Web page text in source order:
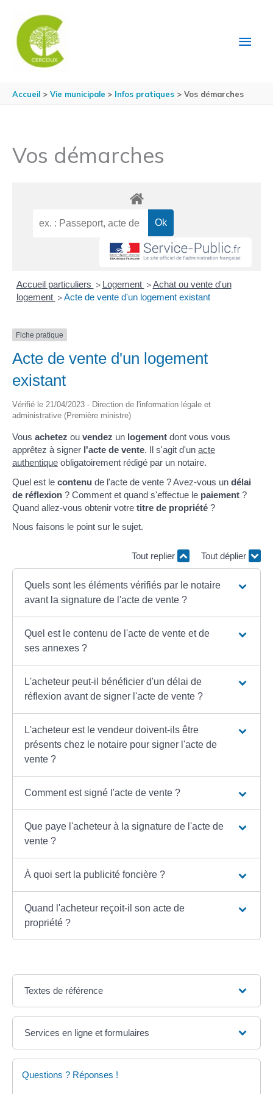
Accueil Vie municipale Infos pratiques Vos démarches
Vos démarches
Accueil particuliers > Logement > Achat ou vente d'un
logement > Acte de vente d'un logement existant
Fiche pratique
Acte de vente d'un logement
existant
Vérifié le 21/04/2023 - Direction de l'information légale et
administrative (Première ministre)
Vous achetez ou vendez un logement dont vous vous
apprêtez à signer l'acte de vente. Il s'agit d'un acte
authentique obligatoirement rédigé par un notaire.
Quel est le contenu de l'acte de vente ? Avez-vous un délai
de réflexion ? Comment et quand s'effectue le paiement ?
Quand allez-vous obtenir votre titre de propriété ?
Nous faisons le point sur le sujet.
Tout replier Tout déplier
Quels sont les éléments vérifiés par le notaire
avant la signature de l'acte de vente ?
Quel est le contenu de l'acte de vente et de
ses annexes ?
L'acheteur peut-il bénéficier d'un délai de
réflexion avant de signer l'acte de vente ?
L'acheteur est le vendeur doivent-ils être
présents chez le notaire pour signer l'acte de
vente ?
Comment est signé l'acte de vente ?
Que paye l'acheteur à la signature de l'acte de
vente ?
À quoi sert la publicité foncière ?
Quand l'acheteur reçoit-il son acte de
propriété ?
Textes de référence
Services en ligne et formulaires
Questions ? Réponses !